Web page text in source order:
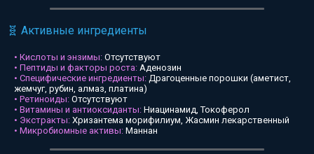
🧬 Активные ингредиенты
• Кислоты и энзимы: Отсутствуют
• Пептиды и факторы роста: Аденозин
• Специфические ингредиенты: Драгоценные порошки (аметист,
жемчуг, рубин, алмаз, платина)
• Ретиноиды: Отсутствуют
• Витамины и антиоксиданты: Ниацинамид, Токоферол
• Экстракты: Хризантема морифилиум, Жасмин лекарственный
• Микробиомные активы: Маннан